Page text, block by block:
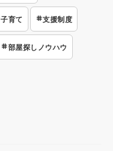
子育て 支援制度
部屋探しノウハウ